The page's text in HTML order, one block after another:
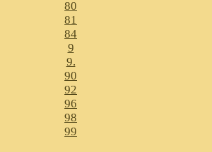
80
81
84
9
9.
90
92
96
98
99